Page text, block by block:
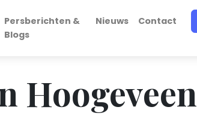
Persberichten &
Blogs
Nieuws Contact
Hoogeveen